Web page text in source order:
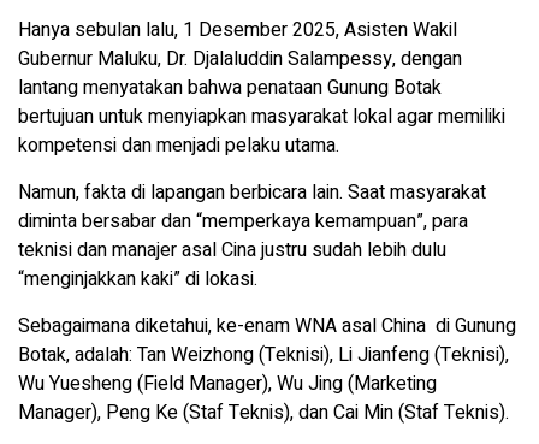
Hanya sebulan lalu, 1 Desember 2025, Asisten Wakil
Gubernur Maluku, Dr. Djalaluddin Salampessy, dengan
lantang menyatakan bahwa penataan Gunung Botak
bertujuan untuk menyiapkan masyarakat lokal agar memiliki
kompetensi dan menjadi pelaku utama.
Namun, fakta di lapangan berbicara lain. Saat masyarakat
diminta bersabar dan “memperkaya kemampuan”, para
teknisi dan manajer asal Cina justru sudah lebih dulu
“menginjakkan kaki” di lokasi.
Sebagaimana diketahui, ke-enam WNA asal China di Gunung
Botak, adalah: Tan Weizhong (Teknisi), Li Jianfeng (Teknisi),
Wu Yuesheng (Field Manager), Wu Jing (Marketing
Manager), Peng Ke (Staf Teknis), dan Cai Min (Staf Teknis).